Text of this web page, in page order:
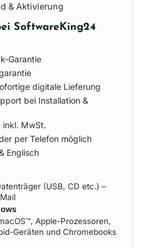
& Aktivierung
SoftwareKing24
Garantie
digitale Lieferung
bei Installation &
inkl. MwSt.
per Telefon möglich
Englisch
(USB, CD etc.) –
Apple-Prozessoren,
Geräten und Chromebooks